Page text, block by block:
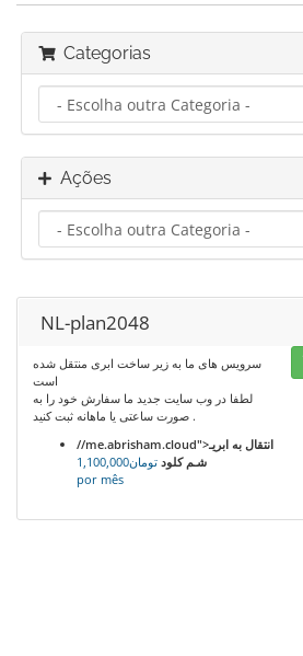
Categorias
Ações
NL-plan2048
سرویس های ما به زیر ساخت ابری منتقل شده
است
لطفا در وب سایت جدید ما سفارش خود را به
صورت ساعتی یا ماهانه ثبت کنید .
//me.abrisham.cloud">انتقال به ابریـ
شـم کلود تومان1,100,000
por mês